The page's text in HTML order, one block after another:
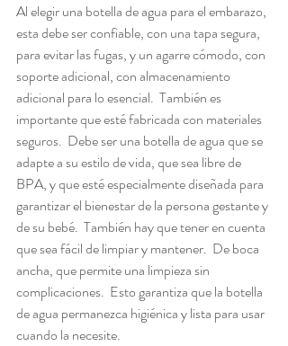
Al elegir una botella de agua para el embarazo,
esta debe ser confiable, con una tapa segura,
para evitar las fugas, y un agarre cómodo, con
soporte adicional, con almacenamiento
adicional para lo esencial.  También es
importante que esté fabricada con materiales
seguros.  Debe ser una botella de agua que se
adapte a su estilo de vida, que sea libre de
BPA, y que esté especialmente diseñada para
garantizar el bienestar de la persona gestante y
de su bebé.  También hay que tener en cuenta
que sea fácil de limpiar y mantener.  De boca
ancha, que permite una limpieza sin
complicaciones.  Esto garantiza que la botella
de agua permanezca higiénica y lista para usar
cuando la necesite.